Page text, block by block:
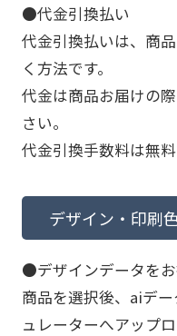
●代金引換払い
代金引換払いは、商
く方法です。
代金は商品お届けの
さい。
代金引換手数料は無料
デザイン・印刷
●デザインデータを
商品を選択後、aiデ
ュレーターへアップ